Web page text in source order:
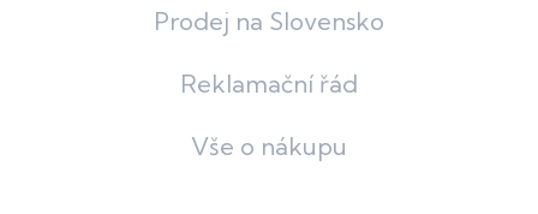
Prodej na Slovensko
Reklamační řád
Vše o nákupu